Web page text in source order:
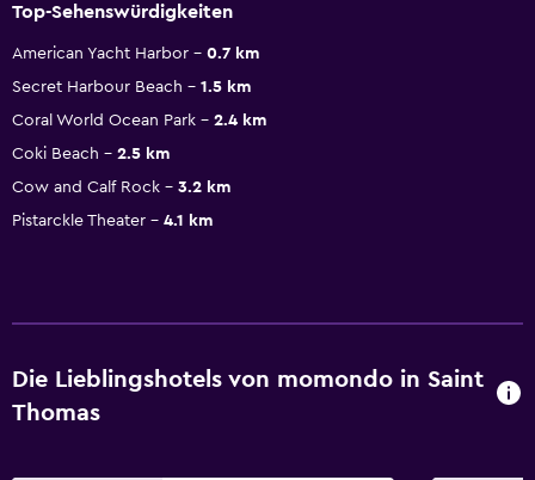
Top-Sehenswürdigkeiten
American Yacht Harbor
0.7 km
Secret Harbour Beach
1.5 km
Coral World Ocean Park
2.4 km
Coki Beach
2.5 km
Cow and Calf Rock
3.2 km
Pistarckle Theater
4.1 km
Die Lieblingshotels von momondo in Saint
Thomas